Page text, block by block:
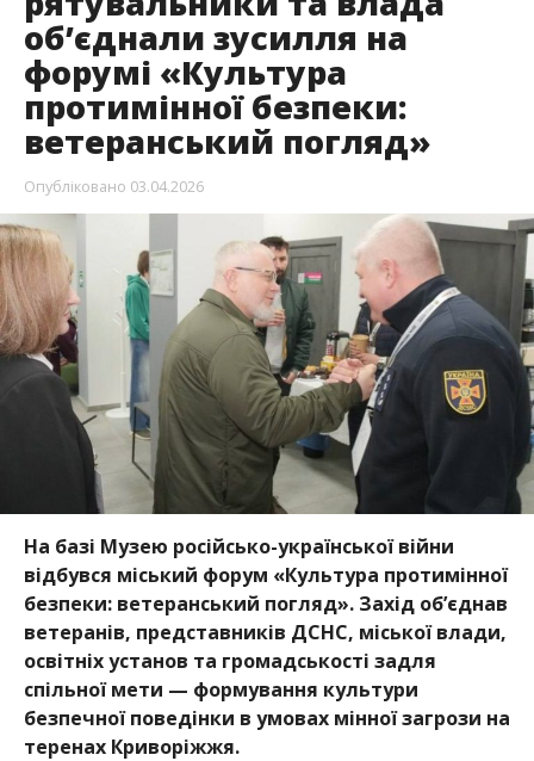
об’єднали зусилля на
форумі «Культура
протимінної безпеки:
ветеранський погляд»
Опубліковано 03.04.2026
На базі Музею російсько-української війни
відбувся міський форум «Культура протимінної
безпеки: ветеранський погляд». Захід об’єднав
ветеранів, представників ДСНС, міської влади,
освітніх установ та громадськості задля
спільної мети — формування культури
безпечної поведінки в умовах мінної загрози на
теренах Криворіжжя.